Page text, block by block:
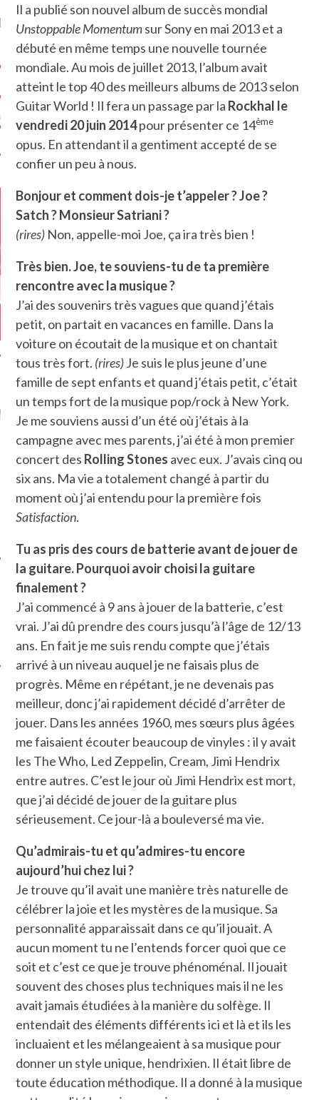
CRITIQUES
7.6
DUDE’S REV...
5.4
CLAN – A BE...
6.8
– HEL...
KARMA –
ANNIVERSAIRE
SOCIAUX
Il a publié son nouvel album de succès mondial
Unstoppable Momentumsur Sony en mai 2013 et a
débuté en même temps une nouvelle tournée
mondiale. Au mois de juillet 2013, l’album avait
atteint le top 40 des meilleurs albums de 2013 selon
Guitar World ! Il fera un passage par la Rockhal le
vendredi 20 juin 2014pour présenter ce 14ème
opus. En attendant il a gentiment accepté de se
confier un peu à nous.
Bonjour et comment dois-je t’appeler ? Joe ?
Satch ? Monsieur Satriani ?
(rires) Non, appelle-moi Joe, ça ira très bien !
Très bien. Joe, te souviens-tu de ta première
rencontre avec la musique ?
J’ai des souvenirs très vagues que quand j’étais
petit, on partait en vacances en famille. Dans la
voiture on écoutait de la musique et on chantait
tous très fort. (rires)Je suis le plus jeune d’une
famille de sept enfants et quand j’étais petit, c’était
un temps fort de la musique pop/rock à New York.
Je me souviens aussi d’un été où j’étais à la
campagne avec mes parents, j’ai été à mon premier
concert des Rolling Stones avec eux. J’avais cinq ou
six ans. Ma vie a totalement changé à partir du
moment où j’ai entendu pour la première fois
Satisfaction.
Tu as pris des cours de batterie avant de jouer de
la guitare. Pourquoi avoir choisi la guitare
finalement ?
J’ai commencé à 9 ans à jouer de la batterie, c’est
vrai. J’ai dû prendre des cours jusqu’à l’âge de 12/13
ans. En fait je me suis rendu compte que j’étais
arrivé à un niveau auquel je ne faisais plus de
progrès. Même en répétant, je ne devenais pas
meilleur, donc j’ai rapidement décidé d’arrêter de
jouer. Dans les années 1960, mes sœurs plus âgées
me faisaient écouter beaucoup de vinyles : il y avait
les The Who, Led Zeppelin, Cream, Jimi Hendrix
entre autres. C’est le jour où Jimi Hendrix est mort,
que j’ai décidé de jouer de la guitare plus
sérieusement. Ce jour-là a bouleversé ma vie.
Qu’admirais-tu et qu’admires-tu encore
aujourd’hui chez lui ?
Je trouve qu’il avait une manière très naturelle de
célébrer la joie et les mystères de la musique. Sa
personnalité apparaissait dans ce qu’il jouait. A
aucun moment tu ne l’entends forcer quoi que ce
soit et c’est ce que je trouve phénoménal. Il jouait
souvent des choses plus techniques mais il ne les
avait jamais étudiées à la manière du solfège. Il
entendait des éléments différents ici et là et ils les
incluaient et les mélangeaient à sa musique pour
donner un style unique, hendrixien. Il était libre de
toute éducation méthodique. Il a donné à la musique